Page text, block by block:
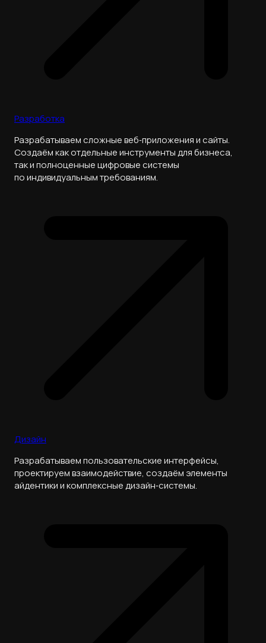
Разработка
Разрабатываем сложные веб‑приложения и сайты.
Создаём как отдельные инструменты для бизнеса,
так и полноценные цифровые системы
по индивидуальным требованиям.
Дизайн
Разрабатываем пользовательские интерфейсы,
проектируем взаимодействие, создаём элементы
айдентики и комплексные дизайн‑системы.